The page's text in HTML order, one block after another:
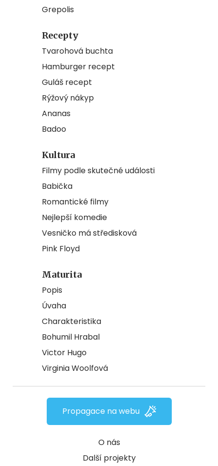
Grepolis
Recepty
Tvarohová buchta
Hamburger recept
Guláš recept
Rýžový nákyp
Ananas
Badoo
Kultura
Filmy podle skutečné události
Babička
Romantické filmy
Nejlepší komedie
Vesničko má středisková
Pink Floyd
Maturita
Popis
Úvaha
Charakteristika
Bohumil Hrabal
Victor Hugo
Virginia Woolfová
O nás
Další projekty
Propagace na webu